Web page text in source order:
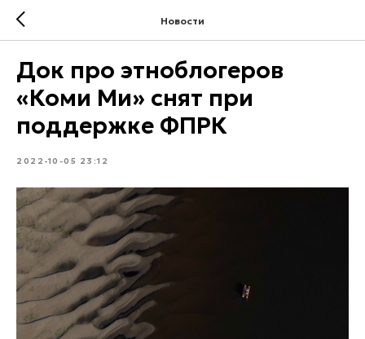
Новости
Док про этноблогеров
«Коми Ми» снят при
поддержке ФПРК
2022-10-05 23:12